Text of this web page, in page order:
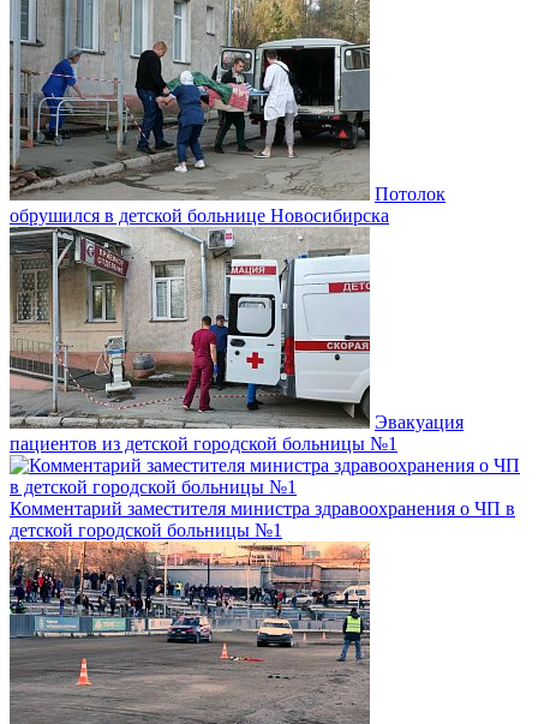
Потолок
обрушился в детской больнице Новосибирска
Эвакуация
пациентов из детской городской больницы №1
Комментарий заместителя министра здравоохранения о ЧП в
детской городской больницы №1